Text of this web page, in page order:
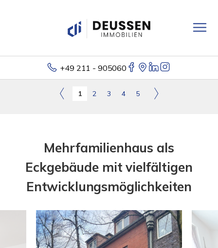
+49 211 - 905060
1 2 3 4 5
Mehrfamilienhaus als
Eckgebäude mit vielfältigen
Entwicklungsmöglichkeiten